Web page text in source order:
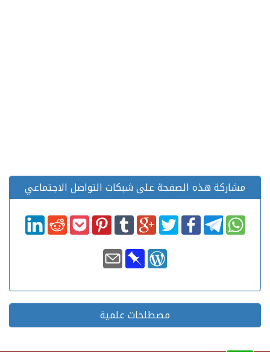
مشاركة هذه الصفحة على شبكات التواصل الاجتماعي
مصطلحات علمية